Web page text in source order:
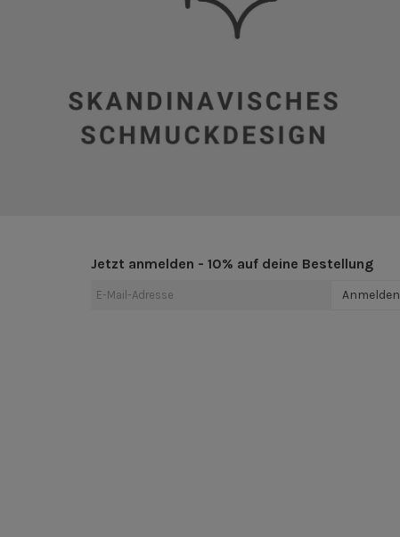
Jetzt anmelden - 10% auf deine Bestellung
Anmelden